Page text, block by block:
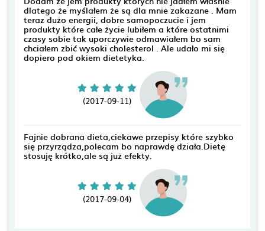
dlatego że myślałem że są dla mnie zakazane . Mam
teraz dużo energii, dobre samopoczucie i jem
produkty które całe życie lubiłem a które ostatnimi
czasy sobie tak uporczywie odmawiałem bo sam
chciałem zbić wysoki cholesterol . Ale udało mi się
dopiero pod okiem dietetyka.
(2017-09-11)
Fajnie dobrana dieta,ciekawe przepisy które szybko
się przyrządza,polecam bo naprawdę działa.Dietę
stosuję krótko,ale są już efekty.
(2017-09-04)